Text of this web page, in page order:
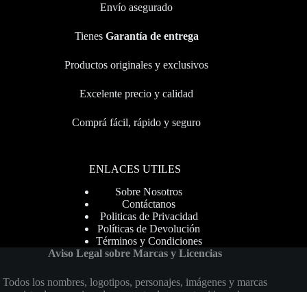
Envío asegurado
Tienes Garantía de entrega
Productos originales y exclusivos
Excelente precio y calidad
Comprá fácil, rápido y seguro
ENLACES UTILES
Sobre Nosotros
Contáctanos
Politicas de Privacidad
Políticas de Devolución
Términos y Condiciones
Aviso Legal sobre Marcas y Licencias
Todos los nombres, logotipos, personajes, imágenes y marcas